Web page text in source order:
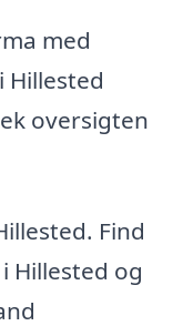
med
Hillested
oversigten
Find
Hillested og